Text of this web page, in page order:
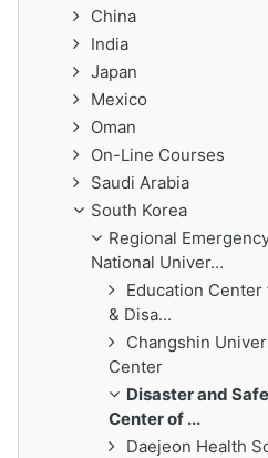
China
India
Japan
Mexico
Oman
On-Line Courses
Saudi Arabia
South Korea
Regional
National Univer...
Education
& Disa...
Changshin
Center
Disaster and
Center of ...
Daejeon Health